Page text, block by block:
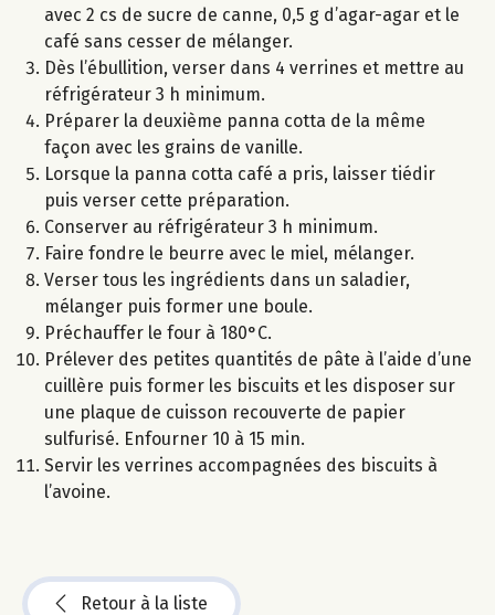
avec 2 cs de sucre de canne, 0,5 g d’agar-agar et le
café sans cesser de mélanger.
Dès l’ébullition, verser dans 4 verrines et mettre au
réfrigérateur 3 h minimum.
Préparer la deuxième panna cotta de la même
façon avec les grains de vanille.
Lorsque la panna cotta café a pris, laisser tiédir
puis verser cette préparation.
Conserver au réfrigérateur 3 h minimum.
Faire fondre le beurre avec le miel, mélanger.
Verser tous les ingrédients dans un saladier,
mélanger puis former une boule.
Préchauffer le four à 180°C.
Prélever des petites quantités de pâte à l’aide d’une
cuillère puis former les biscuits et les disposer sur
une plaque de cuisson recouverte de papier
sulfurisé. Enfourner 10 à 15 min.
Servir les verrines accompagnées des biscuits à
l’avoine.
Retour à la liste